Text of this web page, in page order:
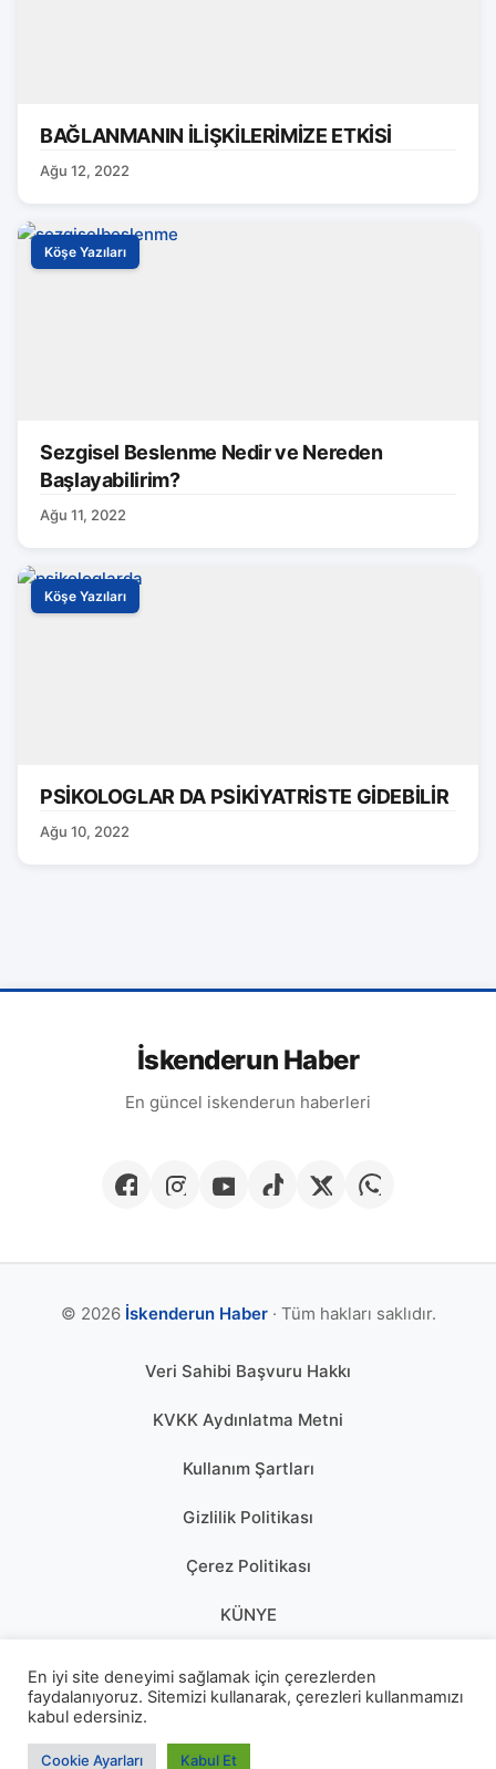
BAĞLANMANIN İLİŞKİLERİMİZE ETKİSİ
Ağu 12, 2022
Köşe Yazıları
Sezgisel Beslenme Nedir ve Nereden
Başlayabilirim?
Ağu 11, 2022
Köşe Yazıları
PSİKOLOGLAR DA PSİKİYATRİSTE GİDEBİLİR
Ağu 10, 2022
İskenderun Haber
En güncel iskenderun haberleri
© 2026 İskenderun Haber· Tüm hakları saklıdır.
Veri Sahibi Başvuru Hakkı
KVKK Aydınlatma Metni
Kullanım Şartları
Gizlilik Politikası
Çerez Politikası
KÜNYE
En iyi site deneyimi sağlamak için çerezlerden
faydalanıyoruz. Sitemizi kullanarak, çerezleri kullanmamızı
kabul edersiniz.
Cookie Ayarları Kabul Et